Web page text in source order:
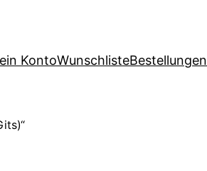
KontoWunschlisteBestellungen